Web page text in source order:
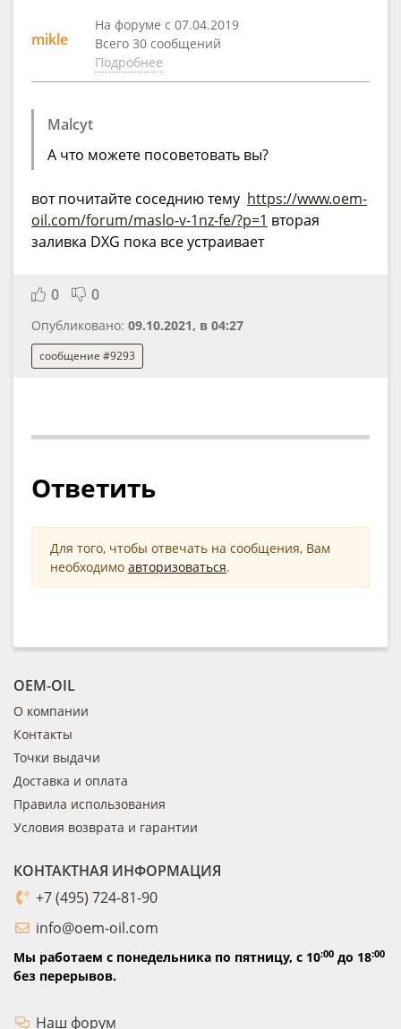
mikle
На форуме с 07.04.2019
Всего 30 сообщений
Подробнее
Malcyt
А что можете посоветовать вы?
вот почитайте соседнию тему https://www.oem-
oil.com/forum/maslo-v-1nz-fe/?p=1 вторая
заливка DXG пока все устраивает
0 0
Опубликовано: 09.10.2021, в 04:27
сообщение #9293
Ответить
Для того, чтобы отвечать на сообщения, Вам
необходимо авторизоваться.
OEM-OIL
О компании
Контакты
Точки выдачи
Доставка и оплата
Правила использования
Условия возврата и гарантии
КОНТАКТНАЯ ИНФОРМАЦИЯ
+7 (495) 724-81-90
info@oem-oil.com
Мы работаем с понедельника по пятницу, с 10:00 до 18:00
без перерывов.
Наш форум